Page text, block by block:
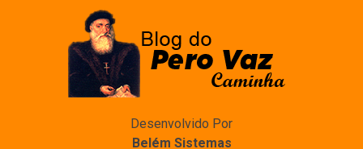
Desenvolvido Por
Belém Sistemas